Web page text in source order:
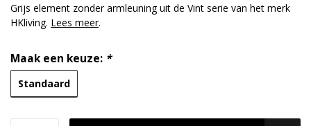
Grijs element zonder armleuning uit de Vint serie van het merk
HKliving. Lees meer.
Maak een keuze: *
Standaard